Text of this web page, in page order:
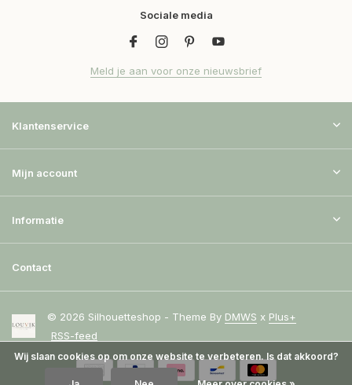
Sociale media
Meld je aan voor onze nieuwsbrief
Klantenservice
Mijn account
Informatie
Contact
© 2026 Silhouetteshop - Theme By DMWS x Plus+
RSS-feed
Wij slaan cookies op om onze website te verbeteren. Is dat akkoord?